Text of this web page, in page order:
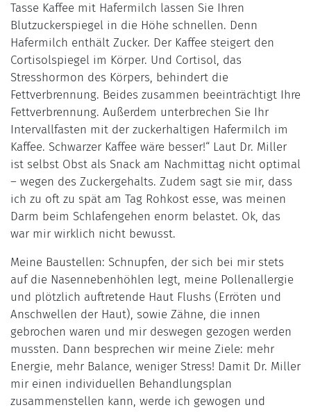
Tasse Kaffee mit Hafermilch lassen Sie Ihren
Blutzuckerspiegel in die Höhe schnellen. Denn
Hafermilch enthält Zucker. Der Kaffee steigert den
Cortisolspiegel im Körper. Und Cortisol, das
Stresshormon des Körpers, behindert die
Fettverbrennung. Beides zusammen beeinträchtigt Ihre
Fettverbrennung. Außerdem unterbrechen Sie Ihr
Intervallfasten mit der zuckerhaltigen Hafermilch im
Kaffee. Schwarzer Kaffee wäre besser!“ Laut Dr. Miller
ist selbst Obst als Snack am Nachmittag nicht optimal
– wegen des Zuckergehalts. Zudem sagt sie mir, dass
ich zu oft zu spät am Tag Rohkost esse, was meinen
Darm beim Schlafengehen enorm belastet. Ok, das
war mir wirklich nicht bewusst.
Meine Baustellen: Schnupfen, der sich bei mir stets
auf die Nasennebenhöhlen legt, meine Pollenallergie
und plötzlich auftretende Haut Flushs (Erröten und
Anschwellen der Haut), sowie Zähne, die innen
gebrochen waren und mir deswegen gezogen werden
mussten. Dann besprechen wir meine Ziele: mehr
Energie, mehr Balance, weniger Stress! Damit Dr. Miller
mir einen individuellen Behandlungsplan
zusammenstellen kann, werde ich gewogen und